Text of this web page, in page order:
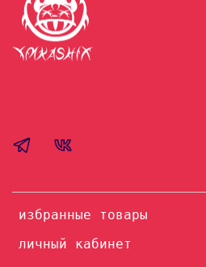
избранные товары
личный кабинет